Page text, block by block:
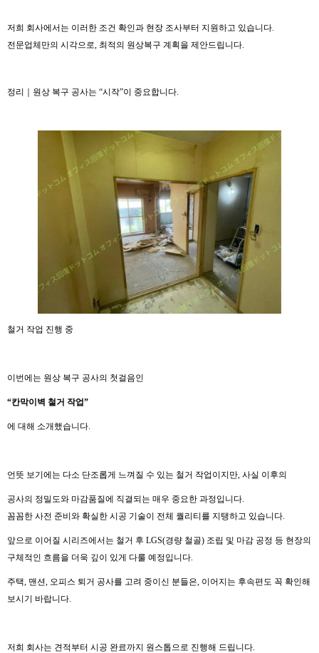
저희 회사에서는 이러한 조건 확인과 현장 조사부터 지원하고 있습니다.
전문업체만의 시각으로, 최적의 원상복구 계획을 제안드립니다.
정리｜원상 복구 공사는 “시작”이 중요합니다.
철거 작업 진행 중
이번에는 원상 복구 공사의 첫걸음인
“칸막이벽 철거 작업”
에 대해 소개했습니다.
언뜻 보기에는 다소 단조롭게 느껴질 수 있는 철거 작업이지만, 사실 이후의
공사의 정밀도와 마감품질에 직결되는 매우 중요한 과정입니다.
꼼꼼한 사전 준비와 확실한 시공 기술이 전체 퀄리티를 지탱하고 있습니다.
앞으로 이어질 시리즈에서는 철거 후 LGS(경량 철골) 조립 및 마감 공정 등 현장의
구체적인 흐름을 더욱 깊이 있게 다룰 예정입니다.
주택, 맨션, 오피스 퇴거 공사를 고려 중이신 분들은, 이어지는 후속편도 꼭 확인해
보시기 바랍니다.
저희 회사는 견적부터 시공 완료까지 원스톱으로 진행해 드립니다.